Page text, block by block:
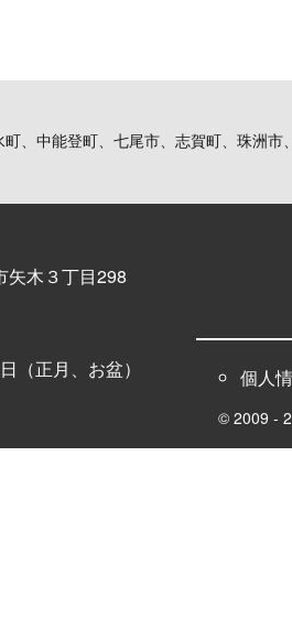
、中能登町、七尾市、志賀町、珠洲
矢木３丁目298
正月、お盆）
個人
© 2009 -